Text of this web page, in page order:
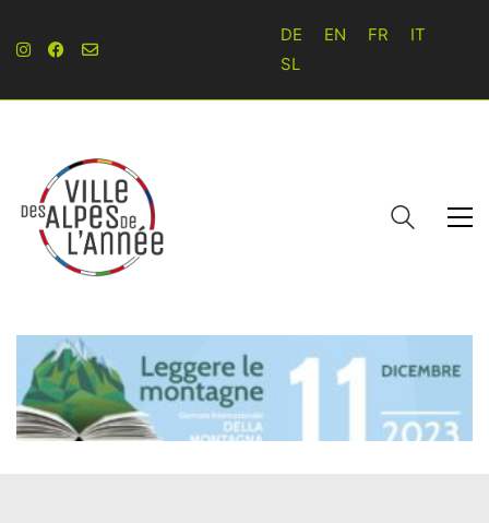
DE EN FR
IT
SL